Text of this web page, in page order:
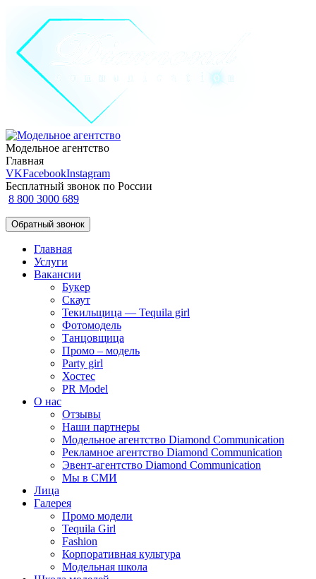
Модельное агентство
Главная
VKFacebookInstagram
Бесплатный звонок по России
8 800 3000 689
Обратный звонок
Главная
Услуги
Вакансии
Букер
Скаут
Текильщица — Tequila girl
Фотомодель
Танцовщица
Промо – модель
Party girl
Хостес
PR Model
О нас
Отзывы
Наши партнеры
Модельное агентство Diamond Communication
Рекламное агентство Diamond Communication
Эвент-агентство Diamond Communication
Мы в СМИ
Лица
Галерея
Промо модели
Tequila Girl
Fashion
Корпоративная культура
Модельная школа